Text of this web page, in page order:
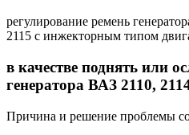
регулирование ремень
2115 с инжекторным типом
в качестве поднять или
генератора ВАЗ 2110,
Причина и решение проблемы